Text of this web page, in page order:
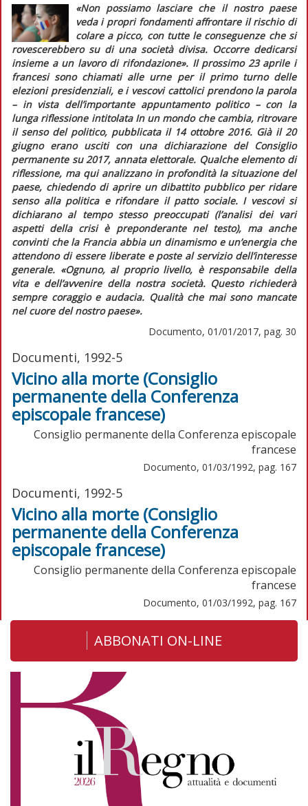
«Non possiamo lasciare che il nostro paese
veda i propri fondamenti affrontare il rischio di
colare a picco, con tutte le conseguenze che si
rovescerebbero su di una società divisa. Occorre dedicarsi
insieme a un lavoro di rifondazione». Il prossimo 23 aprile i
francesi sono chiamati alle urne per il primo turno delle
elezioni presidenziali, e i vescovi cattolici prendono la parola
– in vista dell’importante appuntamento politico – con la
lunga riflessione intitolata In un mondo che cambia, ritrovare
il senso del politico, pubblicata il 14 ottobre 2016. Già il 20
giugno erano usciti con una dichiarazione del Consiglio
permanente su2017, annata elettorale. Qualche elemento di
riflessione, ma qui analizzano in profondità la situazione del
paese, chiedendo di aprire un dibattito pubblico per ridare
senso alla politica e rifondare il patto sociale. I vescovi si
dichiarano al tempo stesso preoccupati (l’analisi dei vari
aspetti della crisi è preponderante nel testo), ma anche
convinti che la Francia abbia un dinamismo e un’energia che
attendono di essere liberate e poste al servizio dell’interesse
generale. «Ognuno, al proprio livello, è responsabile della
vita e dell’avvenire della nostra società. Questo richiederà
sempre coraggio e audacia. Qualità che mai sono mancate
nel cuore del nostro paese».
Documento, 01/01/2017, pag. 30
Documenti, 1992-5
Vicino alla morte (Consiglio
permanente della Conferenza
episcopale francese)
Consiglio permanente della Conferenza episcopale
francese
Documento, 01/03/1992, pag. 167
Documenti, 1992-5
Vicino alla morte (Consiglio
permanente della Conferenza
episcopale francese)
Consiglio permanente della Conferenza episcopale
francese
Documento, 01/03/1992, pag. 167
ABBONATI ON-LINE